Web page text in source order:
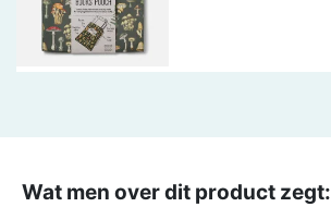
Wat men over dit product zegt: